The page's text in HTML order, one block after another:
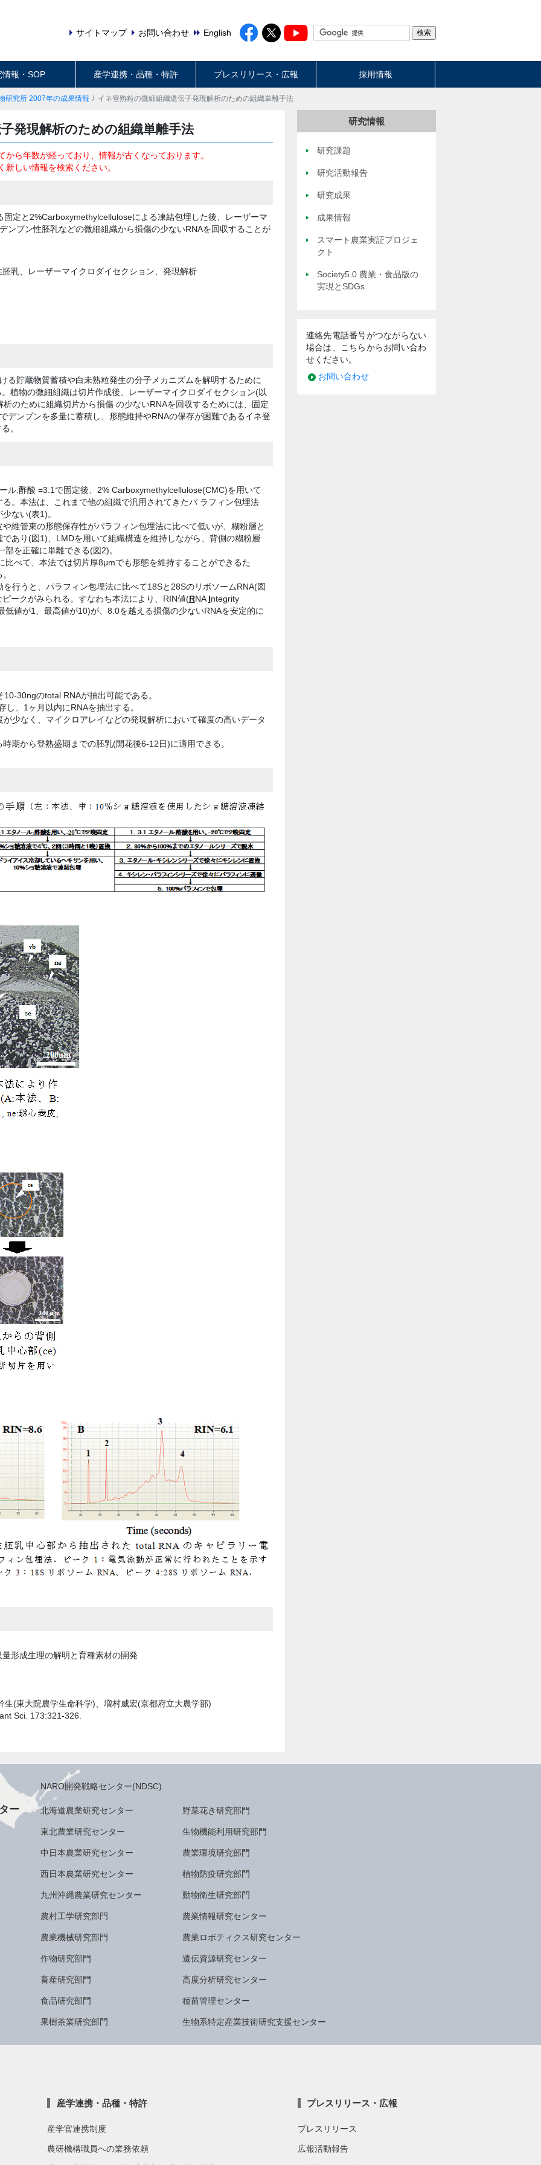
サイトマップ お問い合わせ English
情報・SOP 産学連携・品種・特許 プレスリリース・広報 採用情報
研究所 2007年の成果情報 イネ登熟粒の微細組織遺伝子発現解析のための組織単離手法
発現解析のための組織単離手法
ら年数が経っており、情報が古くなっております。
しい情報を検索ください。
定と2%Carboxymethylcelluloseによる凍結包埋した後、レーザーマ
ンプン性胚乳などの微細組織から損傷の少ないRNAを回収することが
乳、レーザーマイクロダイセクション、発現解析
る貯蔵物質蓄積や白未熟粒発生の分子メカニズムを解明するために
植物の微細組織は切片作成後、レーザーマイクロダイセクション(以
のために組織切片から損傷 の少ないRNAを回収するためには、固定
デンプンを多量に蓄積し、形態維持やRNAの保存が困難であるイネ登
。
ル:酢酸 =3:1で固定後、2% Carboxymethylcellulose(CMC)を用いて
。本法は、これまで他の組織で汎用されてきたパ ラフィン包埋法
ない(表1)。
維管束の形態保存性がパラフィン包埋法に比べて低いが、糊粉層と
あり(図1)、LMDを用いて組織構造を維持しながら、背側の糊粉層
を正確に単離できる(図2)。
べて、本法では切片厚8μmでも形態を維持することができるた
行うと、パラフィン包埋法に比べて18Sと28SのリボソームRNA(図
ークがみられる。すなわち本法により、RIN値(RNA Integrity
値が1、最高値が10)が、8.0を越える損傷の少ないRNAを安定的に
30ngのtotal RNAが抽出可能である。
、1ヶ月以内にRNAを抽出する。
少なく、マイクロアレイなどの発現解析において確度の高いデータ
期から登熟盛期までの胚乳(開花後6-12日)に適用できる。
形成生理の解明と育種素材の開発
(東大院農学生命科学)、増村威宏(京都府立大農学部)
Sci. 173:321-326.
研究情報
研究課題
研究活動報告
研究成果
成果情報
スマート農業実証プロジェ
クト
Society5.0 農業・食品版の
実現とSDGs
連絡先電話番号がつながらない
場合は、こちらからお問い合わ
せください。
お問い合わせ
NARO開発戦略センター(NDSC)
ー 北海道農業研究センター
東北農業研究センター
中日本農業研究センター
西日本農業研究センター
九州沖縄農業研究センター
農村工学研究部門
農業機械研究部門
作物研究部門
畜産研究部門
食品研究部門
果樹茶業研究部門
野菜花き研究部門
生物機能利用研究部門
農業環境研究部門
植物防疫研究部門
動物衛生研究部門
農業情報研究センター
農業ロボティクス研究センター
遺伝資源研究センター
高度分析研究センター
種苗管理センター
生物系特定産業技術研究支援センター
産学連携・品種・特許
産学官連携制度
農研機構職員への業務依頼
プレスリリース・広報
プレスリリース
広報活動報告